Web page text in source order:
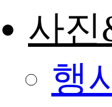
사
행